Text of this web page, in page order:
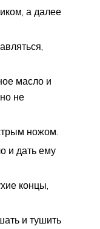
а далее
масло и
не
ножом.
и дать ему
концы,
и тушить